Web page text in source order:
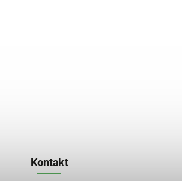
Kontakt